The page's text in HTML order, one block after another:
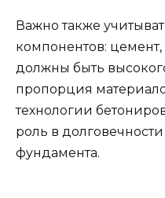
Важно также
компонентов:
должны быть
пропорция
технологии
роль в
фундамента.